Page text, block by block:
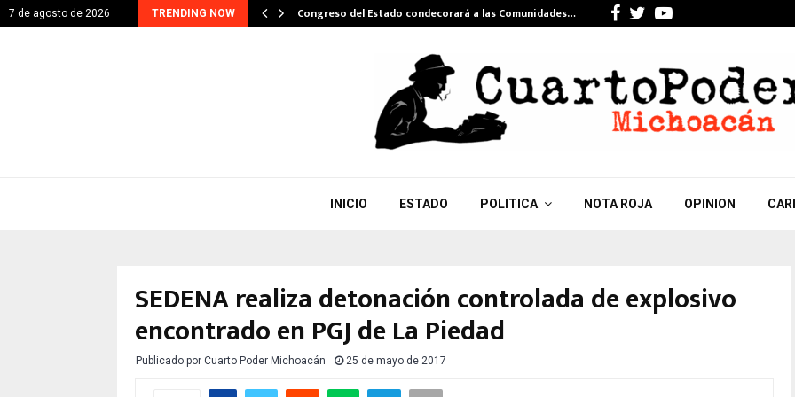
7 de agosto de 2026 TRENDING NOW
EN GESTIÓN DE… Congreso del Estado condecorará a las Comunidades… Facebook
TwitterYoutube
INICIO ESTADO POLITICA NOTA ROJA OPINION
SEDENA realiza detonación controlada de explosivo
encontrado en PGJ de La Piedad
Publicado por Cuarto Poder Michoacán 25 de mayo de 2017